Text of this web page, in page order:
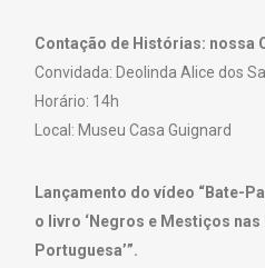
Contação de Histórias: nossa
Convidada: Deolinda Alice dos
Horário: 14h
Local: Museu Casa Guignard
Lançamento do vídeo “Bate-
o livro ‘Negros e Mestiços
Portuguesa’”.